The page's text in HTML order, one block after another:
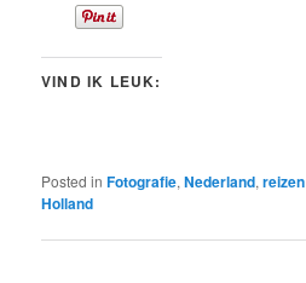
VIND IK LEUK:
Posted in Fotografie,Nederland,reizen
Holland